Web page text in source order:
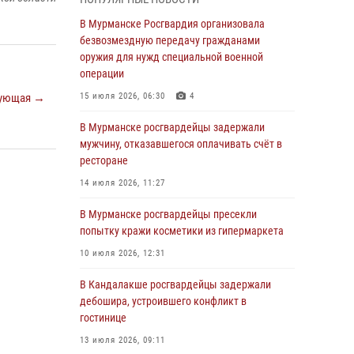
→
пресекли утренний дебош в баре на улице
Карла Маркса
04 августа 2026, 08:54
Морской отряд Северо - Западного округа
образования
03 августа 2026, 12:23 4
дебошира на автозаправочной станции
03 августа 2026, 09:12
Сотрудники Росгвардии провели инструктаж
по антитеррористической защищенности для
В Мурманске Росгвардия организовала
безвозмездную передачу гражданами
оружия для нужд специальной военной
операции
15 июля 2026, 06:30 4
В Мурманске росгвардейцы задержали
мужчину, отказавшегося оплачивать счёт в
ресторане
14 июля 2026, 11:27
В Мурманске росгвардейцы пресекли
попытку кражи косметики из гипермаркета
10 июля 2026, 12:31
В Кандалакше росгвардейцы задержали
дебошира, устроившего конфликт в
гостинице
13 июля 2026, 09:11